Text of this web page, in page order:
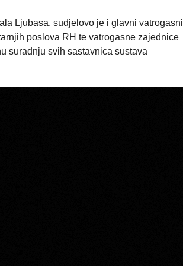
Ljubasa, sudjelovo je i glavni vatrogasni
poslova RH te vatrogasne zajednice
suradnju svih sastavnica sustava